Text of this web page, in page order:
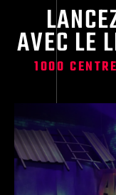
AVEC LE
1000